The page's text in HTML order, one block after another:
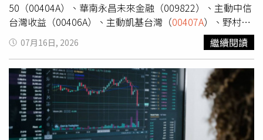
50（00404A）、華南永昌未來金融（009822）、主動中信
台灣收益（00406A）、主動凱基台灣（00407A）、野村稀
土關鍵資源（009821）、主動富邦台灣龍耀（00405A）、
主動第一金優股息（00408A）共11檔上市。其中海外ETF
佔了6檔，台股ETF則是有5檔。其中、群益
S&P500（009823）上漲4.1%表現居冠，其次為群益美國
科技巨頭（009824）3.4%，7/15甫上市的00408A適逢台股
大漲也上漲1.6%。
07月16日, 2026 繼續閱讀